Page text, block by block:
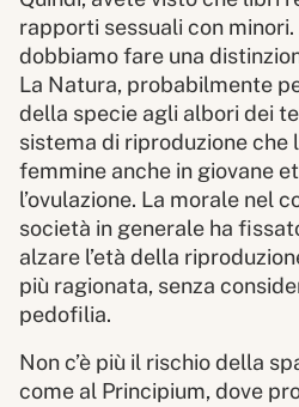
rapporti sessuali con
dobbiamo fare una
La Natura, probabilmente
della specie agli albori dei
sistema di riproduzione che
femmine anche in giovane
l’ovulazione. La morale nel
società in generale ha
alzare l’età della
più ragionata, senza
pedofilia.
Non c’è più il rischio della
come al Principium, dove